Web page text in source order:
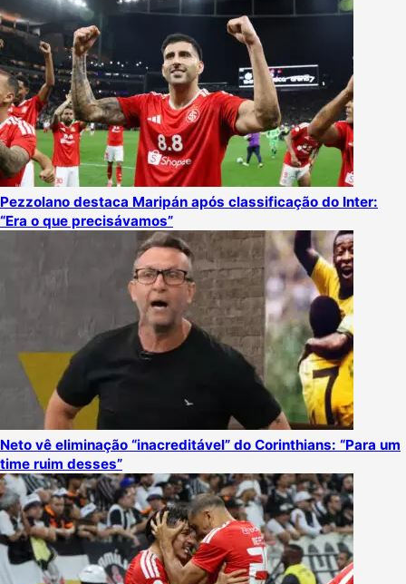
Pezzolano destaca Maripán após classificação do Inter:
“Era o que precisávamos”
Neto vê eliminação “inacreditável” do Corinthians: “Para um
time ruim desses”